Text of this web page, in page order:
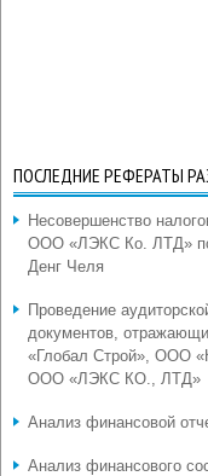
ПОСЛЕДНИЕ РЕФЕРАТЫ
Несовершенство
ООО «ЛЭКС Ко. ЛТД»
Денг Челя
Проведение
документов,
«Глобал Строй», ООО
ООО «ЛЭКС КО., ЛТД»
Анализ финансовой
Анализ финансового